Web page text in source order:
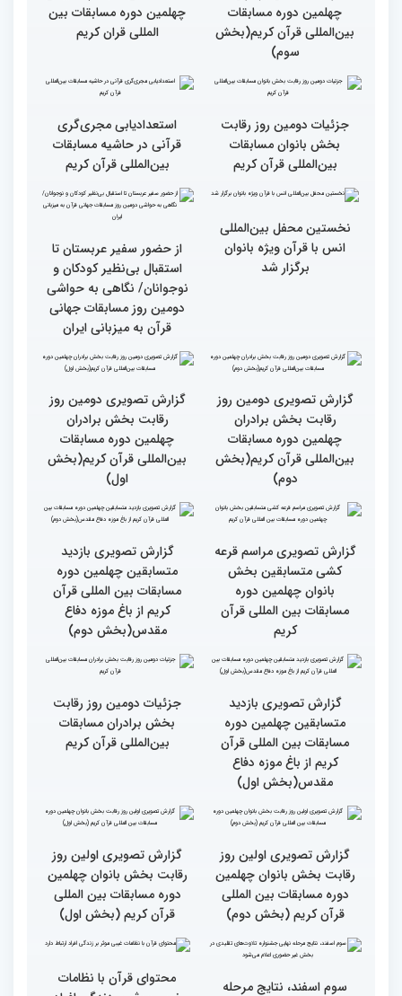
قاری آفریقایی: مسابقات
کشورهای زیادی رفته‌ام اما
حضور در ایران آرزویم بود
گزارش تصویری دومین روز
رقابت بخش برادران
بین‌المللی قرآن کریم(بخش
چهارم)
گزارش تصویری دومین روز
رقابت بخش برادران
بین‌المللی قرآن کریم(بخش
سوم)
گزارش تصویری برگی از
فعالیت های کمیته پشتیبانی
چهلمین دوره مسابقات بین
بین‌المللی قرآن کریم
استعدادیابی مجری‌گری
قرآنی در حاشیه مسابقات
بین‌المللی قرآن کریم
نخستین محفل بین‌المللی
انس با قرآن ویژه بانوان
برگزار شد
از حضور سفیر عربستان تا
استقبال بی‌نظیر کودکان و
نوجوانان/ نگاهی به حواشی
دومین روز مسابقات جهانی
قرآن به میزبانی ایران
گزارش تصویری دومین روز
رقابت بخش برادران
چهلمین دوره مسابقات
بین‌المللی قرآن کریم(بخش
دوم)
گزارش تصویری دومین روز
رقابت بخش برادران
چهلمین دوره مسابقات
بین‌المللی قرآن کریم(بخش
اول)
گزارش تصویری مراسم قرعه
کشی متسابقین بخش
بانوان چهلمین دوره
مسابقات بین المللی قرآن
کریم
گزارش تصویری بازدید
کریم از باغ موزه دفاع
مقدس(بخش دوم)
گزارش تصویری بازدید
متسابقین چهلمین دوره
مسابقات بین المللی قرآن
کریم از باغ موزه دفاع
مقدس(بخش اول)
جزئیات دومین روز رقابت
بخش برادران مسابقات
بین‌المللی قرآن کریم